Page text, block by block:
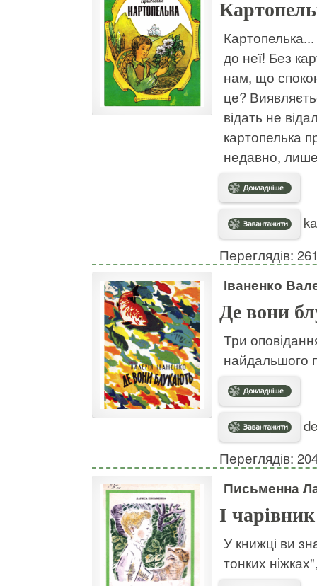
до неї! Без
нам, що
це?
відать не
картопелька
недавно,
Переглядів:
Іваненко
Де вони
Три
найдальшого
Переглядів:
Письменна
І
У книжці ви
тонких